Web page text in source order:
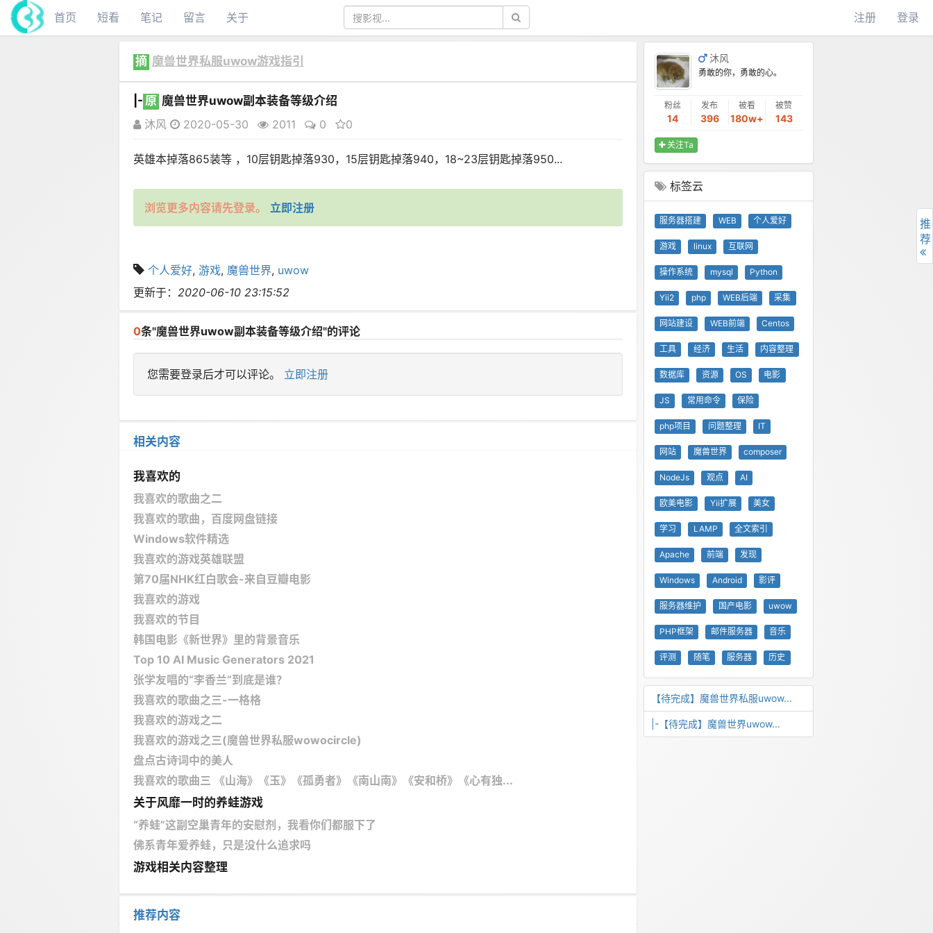
首页 短看 笔记 留言 关于 注册 登录
摘 魔兽世界私服uwow游戏指引
|- 原 魔兽世界uwow副本装备等级介绍
沐风
2020-05-30 2011 0 0
英雄本掉落865装等 ，10层钥匙掉落930，15层钥匙掉落940，18~23层钥匙掉落950...
浏览更多内容请先登录。 立即注册
个人爱好, 游戏, 魔兽世界, uwow
更新于： 2020-06-10 23:15:52
0条"魔兽世界uwow副本装备等级介绍"的评论
您需要登录后才可以评论。 立即注册
相关内容
我喜欢的
我喜欢的歌曲之二
我喜欢的歌曲，百度网盘链接
Windows软件精选
我喜欢的游戏英雄联盟
第70届NHK红白歌会-来自豆瓣电影
我喜欢的游戏
我喜欢的节目
韩国电影《新世界》里的背景音乐
Top 10 AI Music Generators 2021
张学友唱的“李香兰”到底是谁？
我喜欢的歌曲之三-一格格
我喜欢的游戏之二
我喜欢的游戏之三(魔兽世界私服wowocircle)
盘点古诗词中的美人
我喜欢的歌曲三 《山海》《玉》《孤勇者》《南山南》《安和桥》《心有独...
关于风靡一时的养蛙游戏
“养蛙”这副空巢青年的安慰剂，我看你们都服下了
佛系青年爱养蛙，只是没什么追求吗
游戏相关内容整理
推荐内容
沐风
勇敢的你，勇敢的心。
粉丝
14
发布
396
被看
180w+
被赞
143
关注Ta
标签云
服务器搭建 WEB 个人爱好
游戏 linux 互联网
操作系统 mysql Python
Yii2 php WEB后端 采集
网站建设 WEB前端 Centos
工具 经济 生活 内容整理
数据库 资源 OS 电影
JS 常用命令 保险
php项目 问题整理 IT
网站 魔兽世界 composer
NodeJs 观点 AI
欧美电影 Yii扩展 美女
学习 LAMP 全文索引
Apache 前端 发现
Windows Android 影评
服务器维护 国产电影 uwow
PHP框架 邮件服务器 音乐
评测 随笔 服务器 历史
【待完成】魔兽世界私服uwow...
|-【待完成】魔兽世界uwow...
推
荐